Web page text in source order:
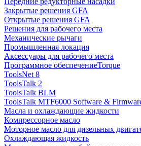
Закрытые решения GFA
Открытые решения GFA
Решения для рабочего места
Механические рычаги
Промышленная локация
Аксессуары для рабочего места
Программное обеспечениеTorque
ToolsNet 8
ToolsTalk 2
ToolsTalk BLM
ToolsTalk MTF6000 Software &
Масла и охлаждающие жидкости
Компрессорное масло
Моторное масло для дизельных
Охлаждающая жидкость